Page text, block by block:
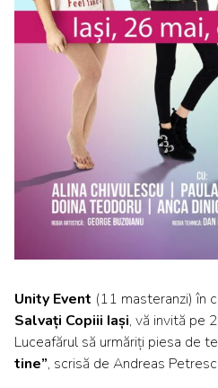
Unity Event (11 masteranzi) în
Salvați Copiii Iași, vă invită pe
Luceafărul să urmăriți piesa de
tine”, scrisă de Andreas